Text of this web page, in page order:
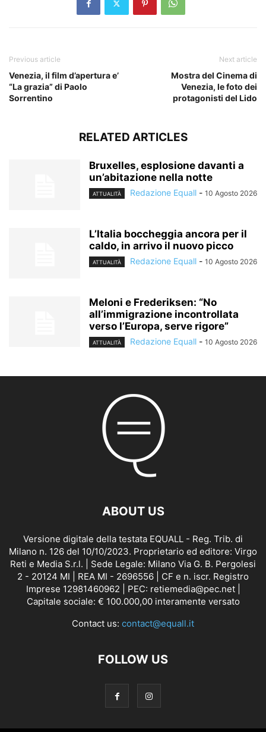
Previous article
Venezia, il film d’apertura e’
“La grazia” di Paolo
Sorrentino
Next article
Mostra del Cinema di
Venezia, le foto dei
protagonisti del Lido
RELATED ARTICLES
Bruxelles, esplosione davanti a
un’abitazione nella notte
ATTUALITÀ Redazione Equall - 10 Agosto 2026
L’Italia boccheggia ancora per il
caldo, in arrivo il nuovo picco
ATTUALITÀ Redazione Equall - 10 Agosto 2026
Meloni e Frederiksen: “No
all’immigrazione incontrollata
verso l’Europa, serve rigore”
ATTUALITÀ Redazione Equall - 10 Agosto 2026
ABOUT US
Versione digitale della testata EQUALL - Reg. Trib. di
Milano n. 126 del 10/10/2023. Proprietario ed editore: Virgo
Reti e Media S.r.l. | Sede Legale: Milano Via G. B. Pergolesi
2 - 20124 MI | REA MI - 2696556 | CF e n. iscr. Registro
Imprese 12981460962 | PEC: retiemedia@pec.net |
Capitale sociale: € 100.000,00 interamente versato
Contact us: contact@equall.it
FOLLOW US